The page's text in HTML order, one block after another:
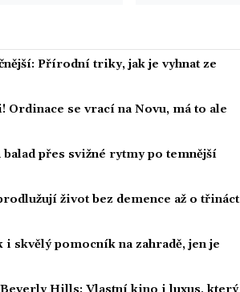
Přírodní triky, jak je vyhnat ze
Ordinace se vrací na Novu, má to ale
přes svižné rytmy po temnější
život bez demence až o třináct
skvělý pomocník na zahradě, jen je